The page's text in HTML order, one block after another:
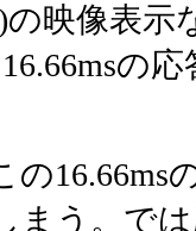
映像表示
の
16.66ms
まう。で